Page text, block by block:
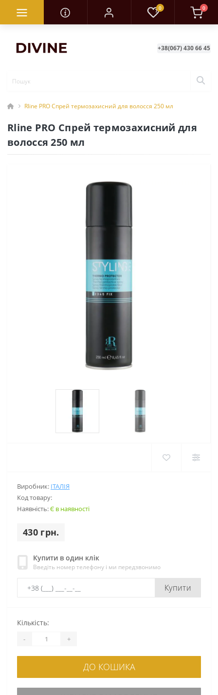
0 0
+38(067) 430 66 45
Rline PRO Спрей термозахисний для волосся 250 мл
Rline PRO Спрей термозахисний для
волосся 250 мл
Виробник: ІТАЛІЯ
Код товару:
Наявність:Є в наявності
430 грн.
Купити в один клік
Введіть номер телефону і ми передзвонимо
Купити
Кількість:
- +
ДО КОШИКА